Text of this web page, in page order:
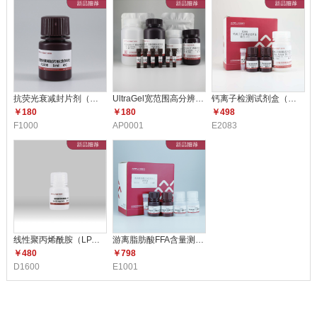
抗荧光衰减封片剂（含DAPI）F10
￥180
F1000
UltraGel宽范围高分辨配胶试剂
￥180
AP0001
钙离子检测试剂盒（比色法） E2
￥498
E2083
线性聚丙烯酰胺（LPA）（5mg/m
￥480
D1600
￥798
E1001